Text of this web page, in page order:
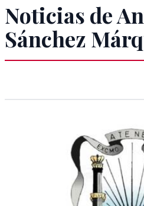
Noticias de
Sánchez